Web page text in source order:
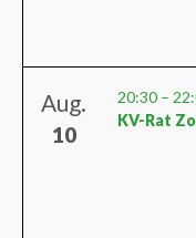
Aug.
10
20:30 –
KV-Rat